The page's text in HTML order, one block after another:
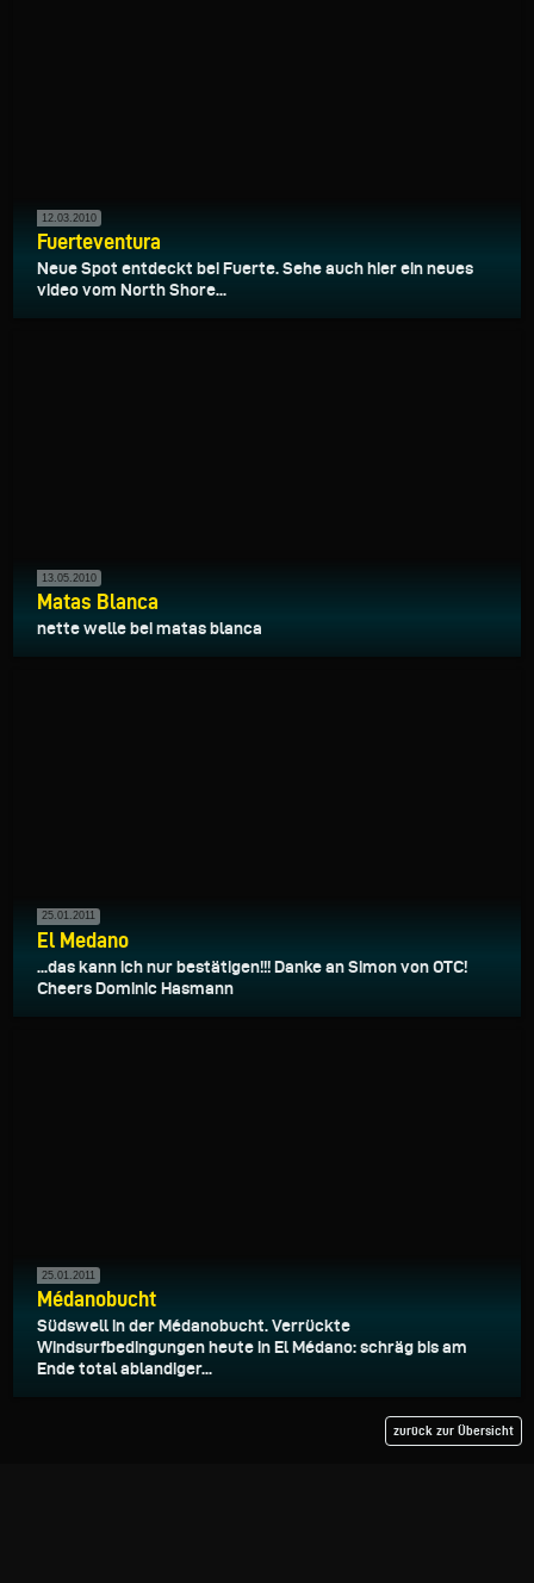
12.03.2010
Fuerteventura
Neue Spot entdeckt bei Fuerte. Sehe auch hier ein neues
video vom North Shore...
13.05.2010
Matas Blanca
nette welle bei matas blanca
25.01.2011
El Medano
...das kann ich nur bestätigen!!! Danke an Simon von OTC!
Cheers Dominic Hasmann
25.01.2011
Médanobucht
Südswell in der Médanobucht. Verrückte
Windsurfbedingungen heute in El Médano: schräg bis am
Ende total ablandiger...
zurück zur Übersicht